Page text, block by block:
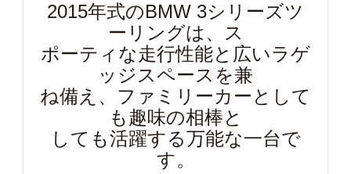
2015年式のBMW 3シリーズツ
ーリングは、ス
ポーティな走行性能と広いラゲ
ッジスペースを兼
ね備え、ファミリーカーとして
も趣味の相棒と
しても活躍する万能な一台で
す。